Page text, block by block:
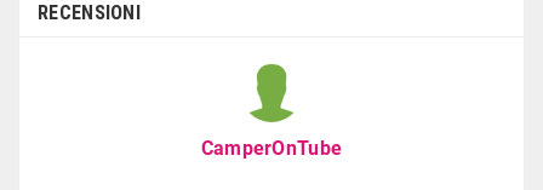
RECENSIONI
CamperOnTube